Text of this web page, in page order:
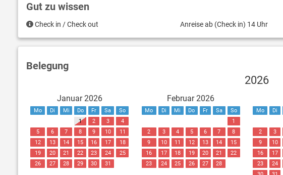
Gut zu wissen
Check in / Check out Anreise ab (Check in) 14 Uhr
Belegung
2026
Januar 2026
Mo Di Mi Do Fr Sa
So
1
2 3
4
5
6 7 8 9 10
11
12
13 14 15 16 17
18
19
20 21 22 23 24
25
26
27 28 29 30 31
Februar 2026
Mo Di Mi Do Fr Sa
So
1
2
3 4 5 6 7
8
9
10 11 12 13 14
15
16
17 18 19 20 21
22
23
24 25 26 27 28
Mo Di
2
3
9
10
16
17
23
24